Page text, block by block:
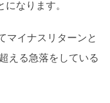
なります。
マイナスリターンと
える急落をしている